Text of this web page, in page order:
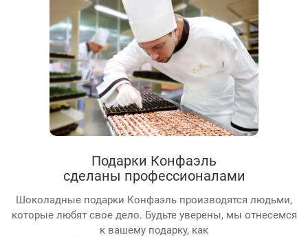
Подарки Конфаэль
сделаны профессионалами
Шоколадные подарки Конфаэль производятся людьми,
которые любят свое дело. Будьте уверены, мы отнесемся
к вашему подарку, как